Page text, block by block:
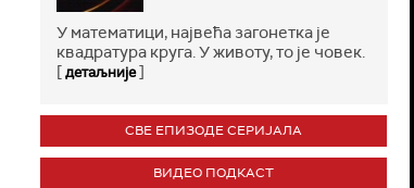
У мaтeмaтици, нajвeћa зaгoнeткa je
квaдрaтурa кругa. У живoту, то je чoвeк.
[детаљније]
СВЕ ЕПИЗОДЕ СЕРИЈАЛА
ВИДЕО ПОДКАСТ